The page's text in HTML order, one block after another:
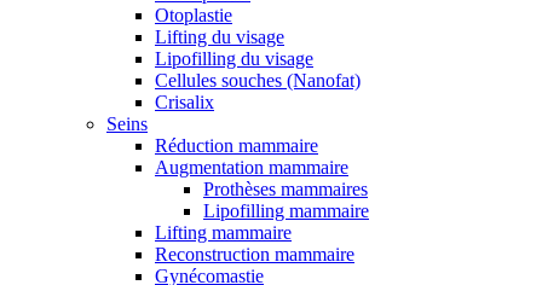
Otoplastie
Lifting du visage
Lipofilling du visage
Cellules souches (Nanofat)
Crisalix
Seins
Réduction mammaire
Augmentation mammaire
Prothèses mammaires
Lipofilling mammaire
Lifting mammaire
Reconstruction mammaire
Gynécomastie